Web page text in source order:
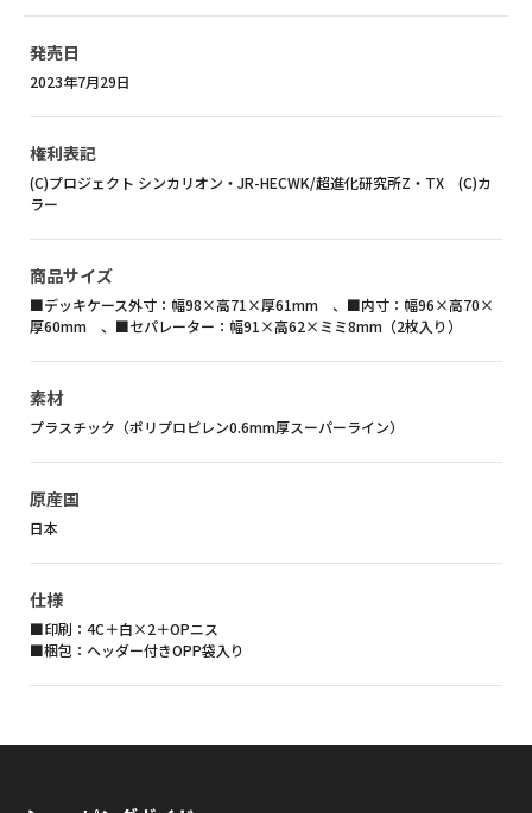
発売日
2023年7月29日
権利表記
(C)プロジェクト シンカリオン・JR-HECWK/超進化研究所Z・TX (C)カ
ラー
商品サイズ
■デッキケース外寸：幅98×高71×厚61mm 、■内寸：幅96×高70×
厚60mm 、■セパレーター：幅91×高62×ミミ8mm（2枚入り）
素材
プラスチック（ポリプロピレン0.6mm厚スーパーライン）
原産国
日本
仕様
■印刷：4C＋白×2＋OPニス
■梱包：ヘッダー付きOPP袋入り